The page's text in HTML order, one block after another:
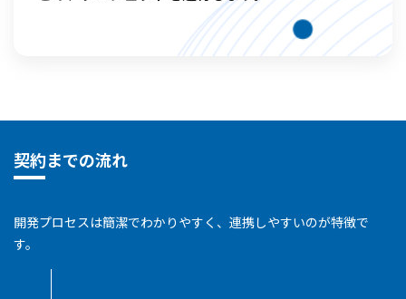
契約までの流れ
開発プロセスは簡潔でわかりやすく、連携しやすいのが特徴で
す。